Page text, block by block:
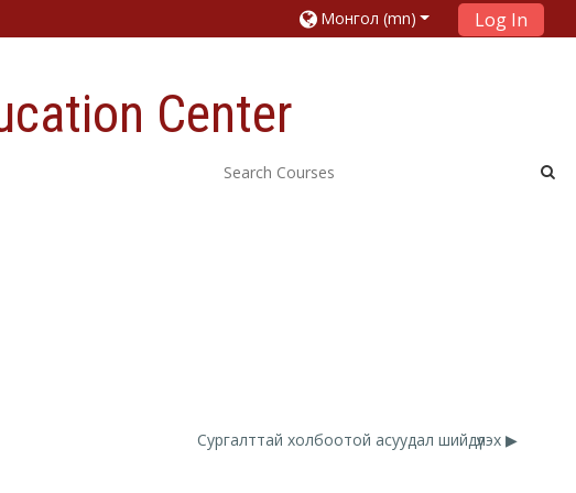
Монгол ‎(mn)‎ Log In
Center
Сургалттай холбоотой асуудал шийдүүлэх ▶︎